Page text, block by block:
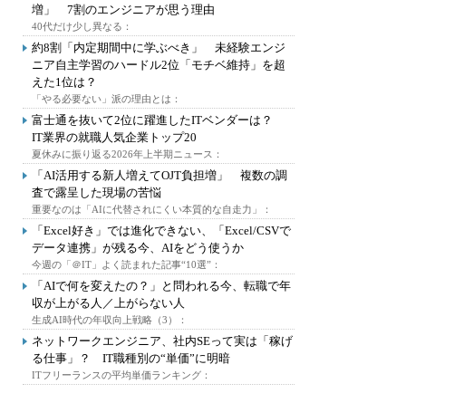
増」 7割のエンジニアが思う理由
40代だけ少し異なる：
約8割「内定期間中に学ぶべき」 未経験エンジ
ニア自主学習のハードル2位「モチベ維持」を超
えた1位は？
「やる必要ない」派の理由とは：
富士通を抜いて2位に躍進したITベンダーは？
IT業界の就職人気企業トップ20
夏休みに振り返る2026年上半期ニュース：
「AI活用する新人増えてOJT負担増」 複数の調
査で露呈した現場の苦悩
重要なのは「AIに代替されにくい本質的な自走力」：
「Excel好き」では進化できない、「Excel/CSVで
データ連携」が残る今、AIをどう使うか
今週の「＠IT」よく読まれた記事“10選”：
「AIで何を変えたの？」と問われる今、転職で年
収が上がる人／上がらない人
生成AI時代の年収向上戦略（3）：
ネットワークエンジニア、社内SEって実は「稼げ
る仕事」？ IT職種別の“単価”に明暗
ITフリーランスの平均単価ランキング：